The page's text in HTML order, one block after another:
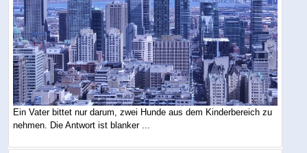
Ein Vater bittet nur darum, zwei Hunde aus dem Kinderbereich zu
nehmen. Die Antwort ist blanker ...